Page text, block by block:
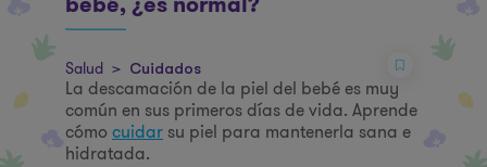
Salud > Cuidados
La descamación de la piel del bebé es muy
común en sus primeros días de vida. Aprende
cómo cuidar su piel para mantenerla sana e
hidratada.